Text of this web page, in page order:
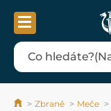
Zbraně Meče